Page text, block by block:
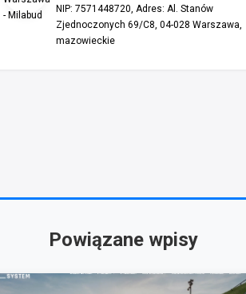
NIP: 7571448720, Adres: Al. Stanów
Zjednoczonych 69/C8, 04-028 Warszawa,
mazowieckie
Powiązane wpisy